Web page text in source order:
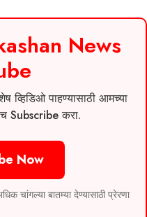
News
व्हिडिओ पाहण्यासाठी आमच्या
Subscribe करा.
Now
चांगल्या बातम्या देण्यासाठी प्रेरणा